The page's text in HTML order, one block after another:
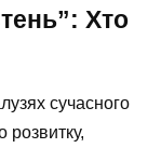
Хто
сучасного
розвитку,